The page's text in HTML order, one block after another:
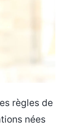
règles de
nées